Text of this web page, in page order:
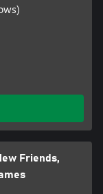
Friends,